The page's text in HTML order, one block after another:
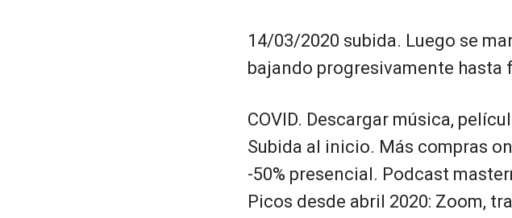
14/03/2020 subida. Luego se
bajando progresivamente hasta
COVID. Descargar música,
Subida al inicio. Más compras
-50% presencial. Podcast
Picos desde abril 2020: Zoom,